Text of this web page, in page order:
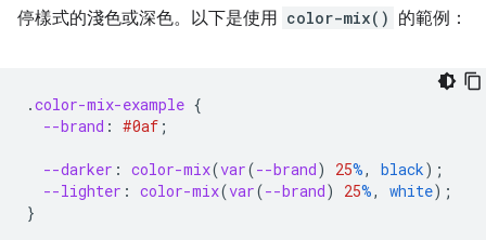
停樣式的淺色或深色。以下是使用 color-mix() 的範例：
.color-mix-example {
--brand : #0af ;
--darker : color-mix(var(--brand) 25%, black);
--lighter : color-mix(var(--brand) 25%, white);
}